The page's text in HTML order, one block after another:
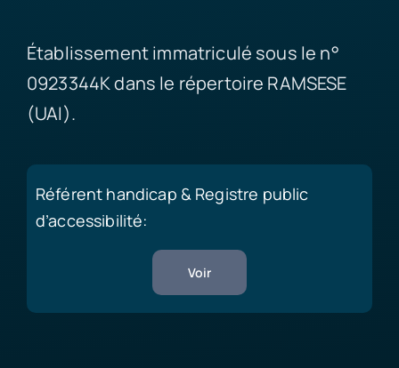
Établissement immatriculé sous le n°
0923344K dans le répertoire RAMSESE
(UAI).
Référent handicap & Registre public
d’accessibilité:
Voir